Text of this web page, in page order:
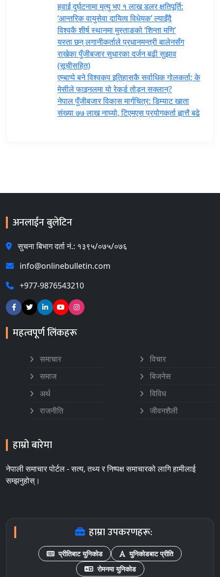
हवाई दुर्घटनामा मृत्यु भए १ लाख डलर क्षतिपूर्ति:
‘आन्तरिक वायुसेवा दायित्व विधेयक’ ल्याइँदै
विश्वकै शीर्ष स्थानमा मुस्ताङको ‘शिन्ता मणि’
यस्ता छन् लगानीकर्ताले प्रधानमन्त्री ‍बालेनसँग
राखेका पुँजीबजार सुधारका दर्जन बढी सुझाव
(सूचीसहित)
एम्बाप्पे बने विश्वकप इतिहासकै सर्वाधिक गोलकर्ता; के
मेसीले फाइनलमा यो रेकर्ड तोड्न सक्लान्?
नेपाल पुँजीबजार विकास मार्गचित्र: डिम्याट खाता
संख्या ७७ लाख नाघ्यो, टिएमएस प्रयोगकर्ता ह्वात्तै बढे
अनलाईन बुलेटिन
सुचना बिभाग दर्ता नं.: १३९५/०७५/०७६
info@onlinebulletin.com
+977-9876543210
महत्वपूर्ण लिंकहरू
समाचार
समाज
अर्थ
राजनीति
विचार
बिजनेस
विविध
जीवनशैली
हाम्रो बारेमा
नेपाली समाचार पोर्टल - सत्य, तथ्य र निष्पक्ष समाचारको लागि हामीलाई
सम्झनुहोस्।
हाम्रा उपकरणहरू:
प्रीतिबाट युनिकोड
युनिकोडबाट प्रीति
रोमनमा युनिकोड